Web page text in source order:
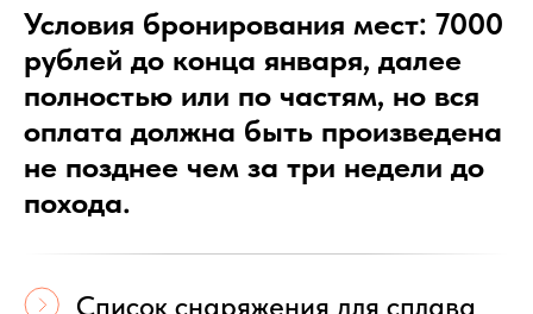
Условия бронирования мест: 7000
рублей до конца января, далее
полностью или по частям, но вся
оплата должна быть произведена
не позднее чем за три недели до
похода.
Список снаряжения для сплава